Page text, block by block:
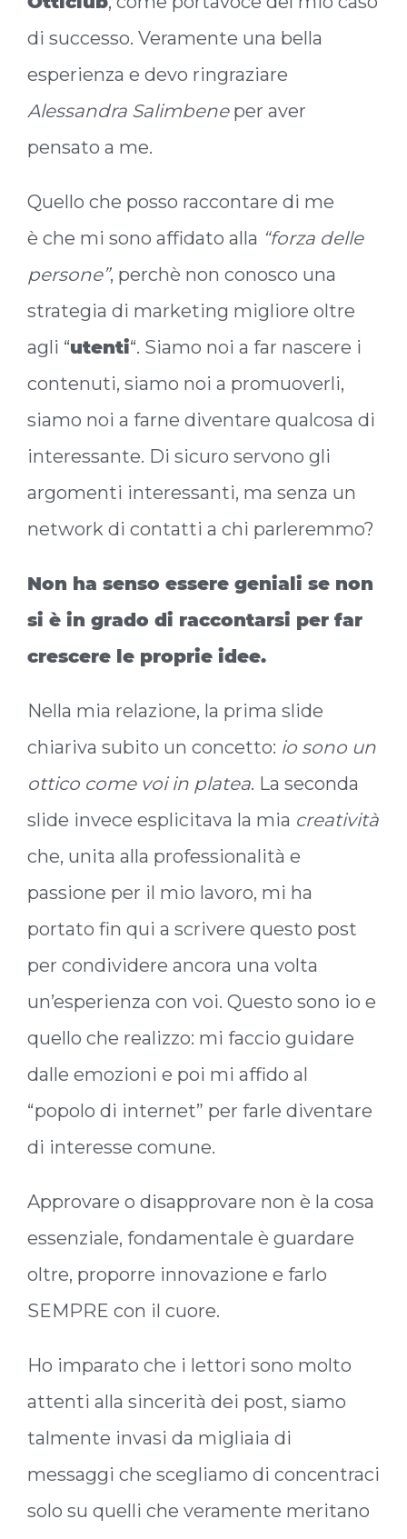
di successo. Veramente una bella
esperienza e devo ringraziare
Alessandra Salimbeneper aver
pensato a me.
Quello che posso raccontare di me
è che mi sono affidato alla “forza delle
persone”, perchè non conosco una
strategia di marketing migliore oltre
agli “utenti“. Siamo noi a far nascere i
contenuti, siamo noi a promuoverli,
siamo noi a farne diventare qualcosa di
interessante. Di sicuro servono gli
argomenti interessanti, ma senza un
network di contatti a chi parleremmo?
Non ha senso essere geniali se non
si è in grado di raccontarsi per far
crescere le proprie idee.
Nella mia relazione, la prima slide
chiariva subito un concetto: io sono un
ottico come voi in platea. La seconda
slide invece esplicitava la mia creatività
che, unita alla professionalità e
passione per il mio lavoro, mi ha
portato fin qui a scrivere questo post
per condividere ancora una volta
un’esperienza con voi. Questo sono io e
quello che realizzo: mi faccio guidare
dalle emozioni e poi mi affido al
“popolo di internet” per farle diventare
di interesse comune.
Approvare o disapprovare non è la cosa
essenziale, fondamentale è guardare
oltre, proporre innovazione e farlo
SEMPRE con il cuore.
Ho imparato che i lettori sono molto
attenti alla sincerità dei post, siamo
talmente invasi da migliaia di
messaggi che scegliamo di concentraci
solo su quelli che veramente meritano